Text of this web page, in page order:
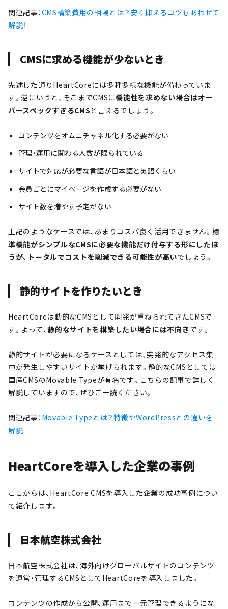
関連記事：CMS構築費用の相場とは？安く抑えるコツもあわせて
解説！
CMSに求める機能が少ないとき
先述した通りHeartCoreには多種多様な機能が備わっていま
す。逆にいうと、そこまでCMSに機能性を求めない場合はオー
バースペックすぎるCMSと言えるでしょう。
コンテンツをオムニチャネル化する必要がない
管理・運用に関わる人数が限られている
サイトで対応が必要な言語が日本語と英語くらい
会員ごとにマイページを作成する必要がない
サイト数を増やす予定がない
上記のようなケースでは、あまりコスパ良く活用できません。 標
準機能がシンプルなCMSに必要な機能だけ付与する形にしたほ
うが、トータルでコストを削減できる可能性が高いでしょう。
静的サイトを作りたいとき
HeartCoreは動的なCMSとして開発が重ねられてきたCMSで
す。よって、静的なサイトを構築したい場合には不向き です。
静的サイトが必要になるケースとしては、突発的なアクセス集
中が発生しやすいサイトが挙げられます。静的なCMSとしては
国産CMSのMovable Typeが有名です。こちらの記事で詳しく
解説していますので、ぜひご一読ください。
関連記事：Movable Typeとは？特徴やWordPressとの違いを
解説
HeartCoreを導入した企業の事例
ここからは、HeartCore CMSを導入した企業の成功事例につい
て紹介します。
日本航空株式会社
日本航空株式会社は、海外向けグローバルサイトのコンテンツ
を運営・管理するCMSとしてHeartCoreを導入しました。
コンテンツの作成から公開、運用まで一元管理できるようにな